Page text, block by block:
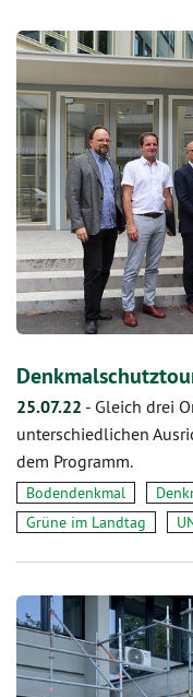
25.07.22 - Gleich drei
unterschiedlichen
dem Programm.
Bodendenkmal
Grüne im Landtag